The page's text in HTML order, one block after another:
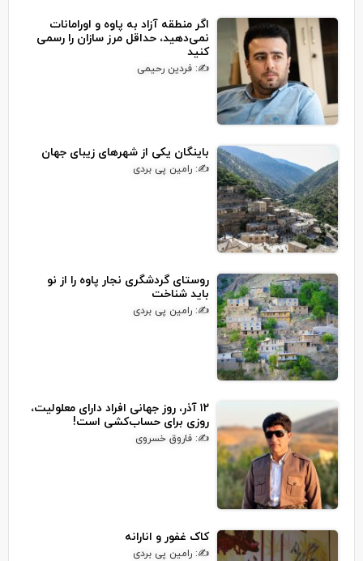
اگر منطقه آزاد به پاوه و اورامانات
نمی‌دهید، حداقل مرز سازان را رسمی
کنید
✍: فردین رحیمی
باینگان یکی از شهرهای زیبای جهان
✍: رامین پی بردی
روستای گردشگری نجار پاوه را از نو
باید شناخت
✍: رامین پی بردی
۱۲ آذر، روز جهانی افراد دارای معلولیت،
روزی برای حساب‌کشی است!
✍: فاروق خسروی
کاک غفور و انارانه
✍: رامین پی بردی